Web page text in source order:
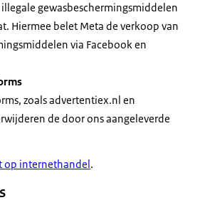
gewasbeschermingsmiddelen
Hiermee belet Meta de verkoop van
via Facebook en
zoals advertentiex.nl en
de door ons aangeleverde
op internethandel .